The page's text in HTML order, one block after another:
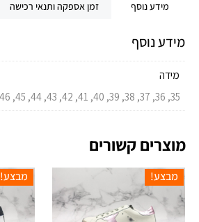
מידע נוסף זמן אספקה ותנאי רכישה
מידע נוסף
מידה
35, 36, 37, 38, 39, 40, 41, 42, 43, 44, 45, 46, 47, 48, 49
מוצרים קשורים
מבצע! מבצע!